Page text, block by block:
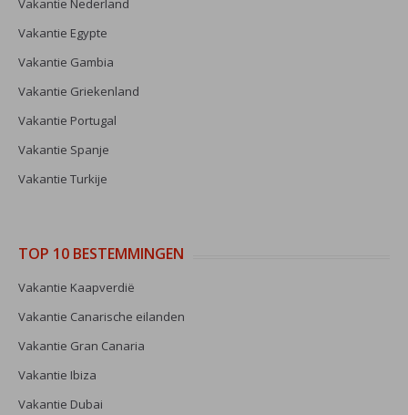
Vakantie Nederland
Vakantie Egypte
Vakantie Gambia
Vakantie Griekenland
Vakantie Portugal
Vakantie Spanje
Vakantie Turkije
TOP 10 BESTEMMINGEN
Vakantie Kaapverdië
Vakantie Canarische eilanden
Vakantie Gran Canaria
Vakantie Ibiza
Vakantie Dubai